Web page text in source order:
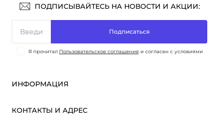
ПОДПИСЫВАЙТЕСЬ НА НОВОСТИ И АКЦИИ:
Подписаться
Я прочитал Пользовательское соглашениеи согласен с условиями
ИНФОРМАЦИЯ
ОПТ
КОНТАКТЫ И АДРЕС